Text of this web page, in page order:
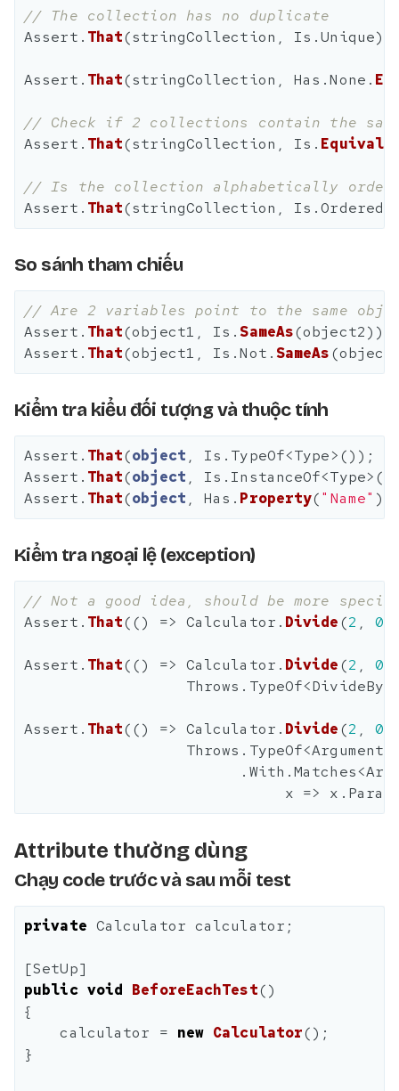
// The collection has no duplicate
Assert . That(stringCollection , Is .Unique);
Assert . That(stringCollection , Has .None .
// Check if 2 collections contain the
Assert . That(stringCollection , Is .
// Is the collection alphabetically
Assert . That(stringCollection , Is .Ordered
So sánh tham chiếu
// Are 2 variables point to the same
Assert . That(object1 , Is . SameAs(object2));
Assert . That(object1 , Is .Not . SameAs(
Kiểm tra kiểu đối tượng và thuộc tính
Assert . That(object , Is . TypeOf<Type>());
Assert . That(object , Is . InstanceOf<Type
Assert . That(object , Has . Property("Name"
Kiểm tra ngoại lệ (exception)
// Not a good idea, should be more
Assert . That(() => Calculator . Divide(2 , 0
Assert . That(() => Calculator . Divide(2 , 0
Throws . TypeOf<
Assert . That(() => Calculator . Divide(2 , 0
Throws . TypeOf<
. With .Matches<
x => x .
Attribute thường dùng
Chạy code trước và sau mỗi test
private Calculator calculator ;
[SetUp]
public void BeforeEachTest()
{
calculator
= new Calculator();
}